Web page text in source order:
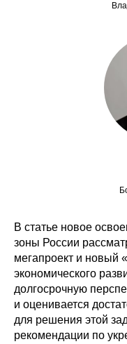
Проблемы
О
Номера
Общие
Научные
О
В статье новое
зоны России
мегапроект и новый
экономического
долгосрочную
и оценивается
для решения этой
рекомендации по